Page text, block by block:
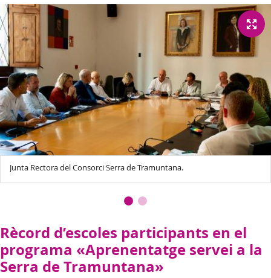
Junta Rectora del Consorci Serra de Tramuntana.
Rècord d’escoles participants en el
programa «Aprenentatge servei a la
Serra de Tramuntana»